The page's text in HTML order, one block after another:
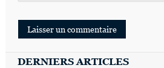
DERNIERS ARTICLES